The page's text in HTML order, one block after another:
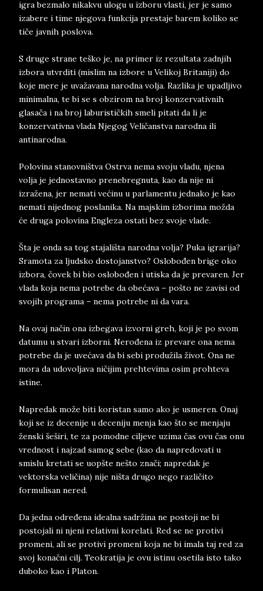
igra bezmalo nikakvu ulogu u izboru vlasti, jer je samo
izabere i time njegova funkcija prestaje barem koliko se
tiče javnih poslova.
S druge strane teško je, na primer iz rezultata zadnjih
izbora utvrditi (mislim na izbore u Velikoj Britaniji) do
koje mere je uvažavana narodna volja. Razlika je upadljivo
minimalna, te bi se s obzirom na broj konzervativnih
glasača i na broj laburističkih smeli pitati da li je
konzervativna vlada Njegog Veličanstva narodna ili
antinarodna.
Polovina stanovništva Ostrva nema svoju vladu, njena
volja je jednostavno prenebregnuta, kao da nije ni
izražena, jer nemati većinu u parlamentu jednako je kao
nemati nijednog poslanika. Na majskim izborima možda
će druga polovina Engleza ostati bez svoje vlade.
Šta je onda sa tog stajališta narodna volja? Puka igrarija?
Sramota za ljudsko dostojanstvo? Oslobođen brige oko
izbora, čovek bi bio oslobođen i utiska da je prevaren. Jer
vlada koja nema potrebe da obećava – pošto ne zavisi od
svojih programa – nema potrebe ni da vara.
Na ovaj način ona izbegava izvorni greh, koji je po svom
datumu u stvari izborni. Nerođena iz prevare ona nema
potrebe da je uvećava da bi sebi produžila život. Ona ne
mora da udovoljava ničijim prehtevima osim prohteva
istine.
Napredak može biti koristan samo ako je usmeren. Onaj
koji se iz decenije u deceniju menja kao što se menjaju
ženski šeširi, te za pomodne ciljeve uzima čas ovu čas onu
vrednost i najzad samog sebe (kao da napredovati u
smislu kretati se uopšte nešto znači; napredak je
vektorska veličina) nije ništa drugo nego različito
formulisan nered.
Da jedna određena idealna sadržina ne postoji ne bi
postojali ni njeni relativni korelati. Red se ne protivi
promeni, ali se protivi promeni koja ne bi imala taj red za
svoj konačni cilj. Teokratija je ovu istinu osetila isto tako
duboko kao i Platon.